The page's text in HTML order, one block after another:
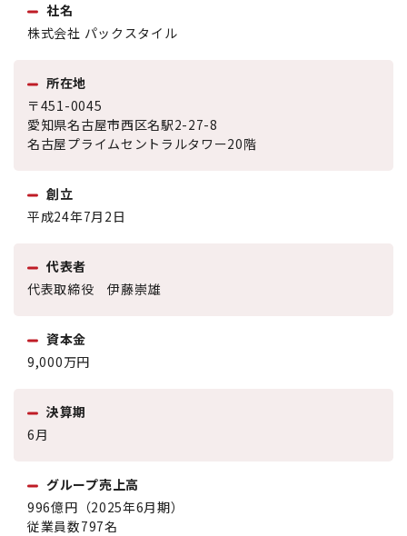
社名
株式会社 パックスタイル
所在地
〒451-0045
愛知県名古屋市西区名駅2-27-8
名古屋プライムセントラルタワー20階
創立
平成24年7月2日
代表者
代表取締役 伊藤崇雄
資本金
9,000万円
決算期
6月
グループ売上高
996億円（2025年6月期）
従業員数797名